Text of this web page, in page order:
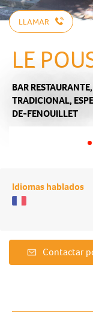
LLAMAR
LE
BAR RESTAURANTE,
TRADICIONAL,
DE-FENOUILLET
Idiomas hablados
Contactar